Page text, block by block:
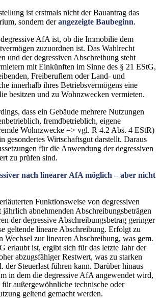
ist erstmals nicht der Bauantrag das
sondern derangezeigte Baubeginn.
AfA ist, ob die Immobilie dem
zuzuordnen ist. Das Wahlrecht
und der degressiven Abschreibung steht
mit Einkünften im Sinne des § 21 EStG,
Freiberuflern oder Land- und
innerhalb ihres Betriebsvermögens eine
besitzen und zu Wohnzwecken vermieten.
dass ein Gebäude mehrere Nutzungen
fremdbetrieblich, eigene
Wohnzwecke => vgl. R 4.2 Abs. 4 EStR)
gesondertes Wirtschaftsgut darstellt. Daraus
für die Anwendung der degressiven
zu prüfen sind.
nach linearer AfA möglich – aber nicht
Funktionsweise von degressiven
abnehmenden Abschreibungsbeträgen
der degressive Abschreibungsbetrag geringer
geltende lineare Abschreibung. Erfolgt zu
Wechsel zur linearen Abschreibung, was gem.
erlaubt ist, ergibt sich für das letzte Jahr der
abzugsfähiger Restwert, was zu starken
der Steuerlast führen kann. Darüber hinaus
in dem die degressive AfA angewendet wird,
außergewöhnliche technische oder
geltend gemacht werden.